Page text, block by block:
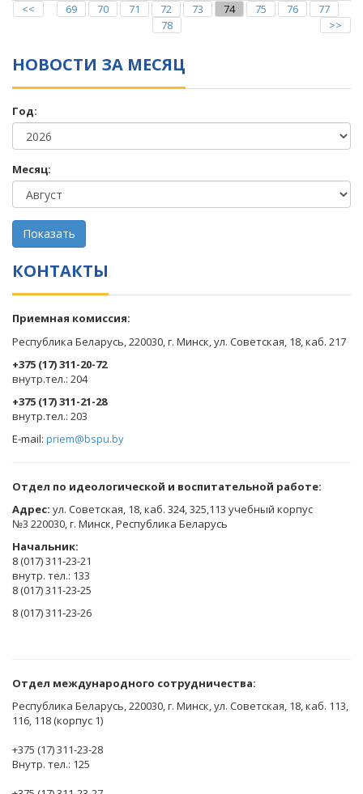
<<
69 70 71 72 73 74 75 76
77
78
>>
НОВОСТИ ЗА МЕСЯЦ
Год:
Месяц:
КОНТАКТЫ
Приемная комиссия:
Республика Беларусь, 220030, г. Минск, ул. Советская, 18, каб. 217
+375 (17) 311-20-72
​внутр.тел.: 204
+375 (17) 311-21-28
​внутр.тел.: 203
E-mail: priem@bspu.by
Отдел по идеологической и воспитательной работе:
Адрес: ул. Советская, 18, каб. 324, 325,113 учебный корпус
№3 220030, г. Минск, Республика Беларусь
Начальник:
8 (017) 311-23-21
внутр. тел.: 133
8 (017) 311-23-25
8 (017) 311-23-26
Отдел международного сотрудничества:
Республика Беларусь, 220030, г. Минск, ул. Советская, 18, каб. 113,
116, 118 (корпус 1)
+375 (17) 311-23-28
Внутр. тел.: 125